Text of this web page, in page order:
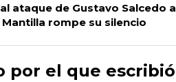
ataque de Gustavo Salcedo a
rompe su silencio
por el que escribió